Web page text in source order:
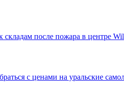
после пожара в центре
с ценами на уральские